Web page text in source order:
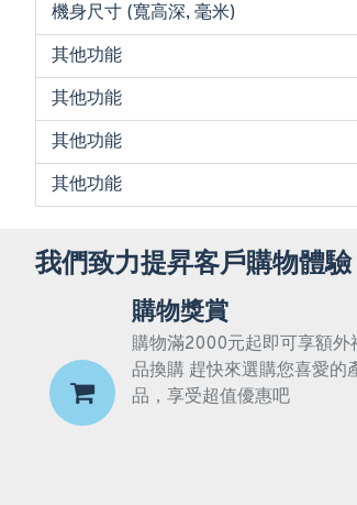
機身尺寸 (寬高深, 毫米)
其他功能
其他功能
其他功能
其他功能
我們致力提昇客戶購物體驗
購物獎賞
購物滿2000元起即可享額外
品換購 趕快來選購您喜愛的
品，享受超值優惠吧